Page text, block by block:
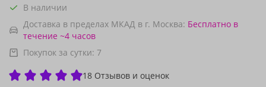
В наличии
Доставка в пределах МКАД в г. Москва: Бесплатно в
течение ~4 часов
Покупок за сутки: 7
18 Отзывов и оценок